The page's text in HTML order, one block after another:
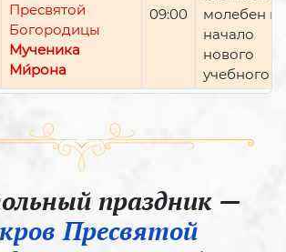
Пресвятой
Богородицы
Мученика
Ми́рона
09:00
молебен
начало
нового
учебного
праздник —
Пресвятой